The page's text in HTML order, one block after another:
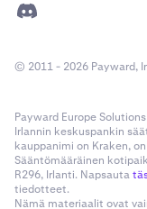
© 2011 - 2026 Payward,
Payward Europe
Irlannin keskuspankin
kauppanimi on Kraken,
Sääntömääräinen
R296, Irlanti. Napsauta
tiedotteet.
Nämä materiaalit ovat